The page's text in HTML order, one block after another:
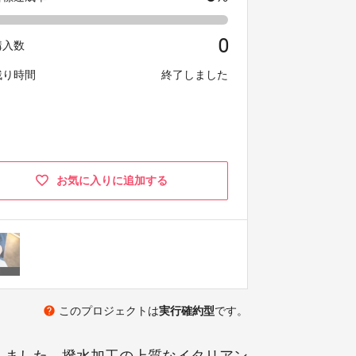
入数 0
時間 終了しました
お気に入りに追加する
help このプロジェクトは実行確約型です。